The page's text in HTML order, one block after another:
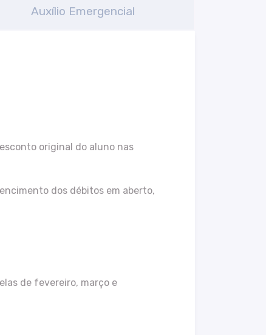
Auxílio Emergencial
original do aluno nas
dos débitos em aberto,
de fevereiro, março e